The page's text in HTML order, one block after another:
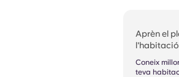
Aprèn el
l'habitació
Coneix
teva